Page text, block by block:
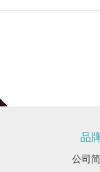
品
公司